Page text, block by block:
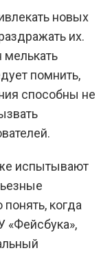
новых
их.
помнить,
способны не
испытывают
когда
«Фейсбука»,